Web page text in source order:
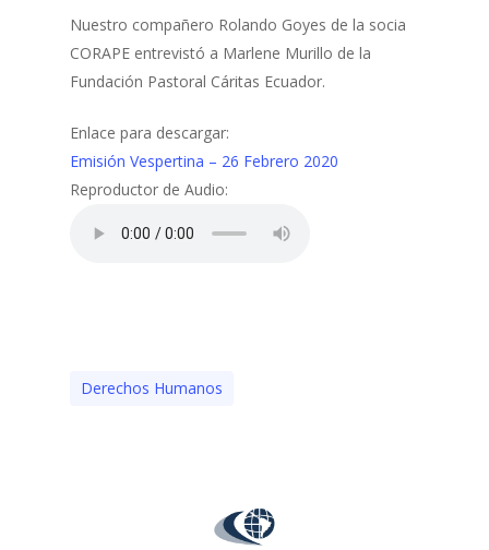
Nuestro compañero Rolando Goyes de la socia
CORAPE entrevistó a Marlene Murillo de la
Fundación Pastoral Cáritas Ecuador.
Enlace para descargar:
Emisión Vespertina – 26 Febrero 2020
Reproductor de Audio:
Derechos Humanos